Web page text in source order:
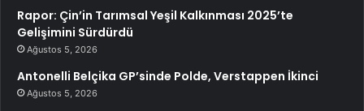
Rapor: Çin’in Tarımsal Yeşil Kalkınması 2025’te
Gelişimini Sürdürdü
Ağustos 5, 2026
Antonelli Belçika GP’sinde Polde, Verstappen İkinci
Ağustos 5, 2026